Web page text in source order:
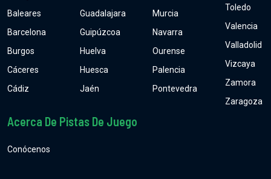
Baleares
Barcelona
Burgos
Cáceres
Cádiz
Guadalajara
Guipúzcoa
Huelva
Huesca
Jaén
Murcia
Navarra
Ourense
Palencia
Pontevedra
Toledo
Valencia
Valladolid
Vizcaya
Zamora
Zaragoza
Acerca De Pistas De Juego
Conócenos